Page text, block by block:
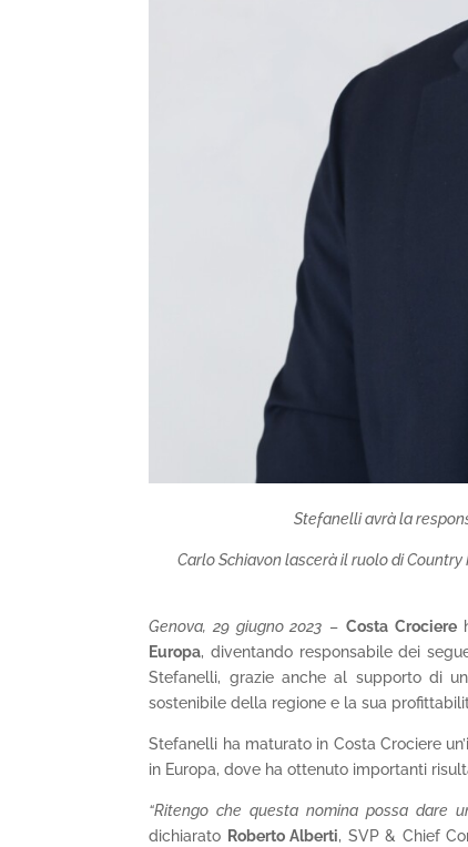
Stefanelli avrà la
Carlo Schiavon lascerà il ruolo di
Genova, 29 giugno 2023 – Costa Crociere
Europa, diventando responsabile dei
Stefanelli, grazie anche al supporto di
sostenibile della regione e la sua
Stefanelli ha maturato in Costa Crociere
in Europa, dove ha ottenuto importanti
“Ritengo che questa nomina possa dare
dichiarato Roberto Alberti, SVP & Chief